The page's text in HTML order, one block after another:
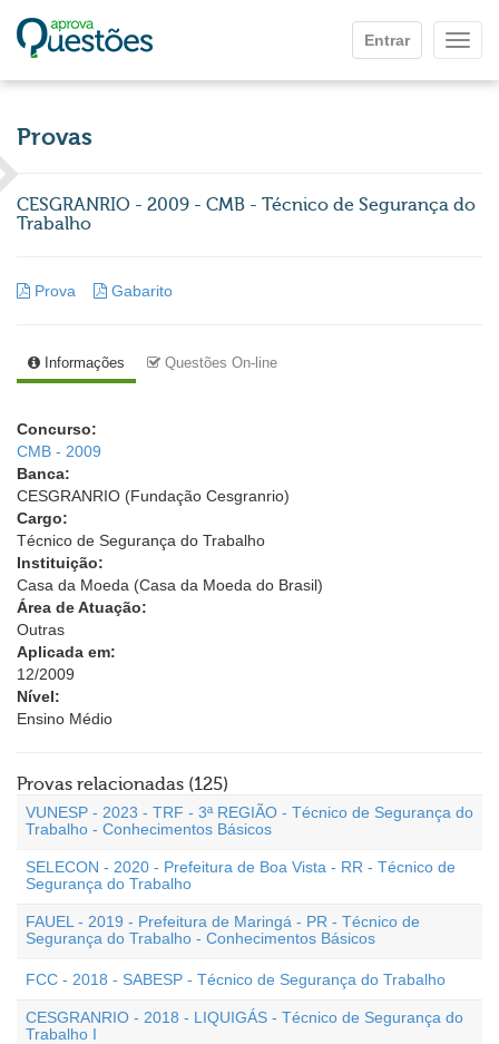
Entrar
Provas
CESGRANRIO - 2009 - CMB - Técnico de Segurança do
Trabalho
Prova Gabarito
Informações Questões On-line
Concurso:
CMB - 2009
Banca:
CESGRANRIO (Fundação Cesgranrio)
Cargo:
Técnico de Segurança do Trabalho
Instituição:
Casa da Moeda (Casa da Moeda do Brasil)
Área de Atuação:
Outras
Aplicada em:
12/2009
Nível:
Ensino Médio
Provas relacionadas (125)
VUNESP - 2023 - TRF - 3ª REGIÃO - Técnico de Segurança do
Trabalho - Conhecimentos Básicos
SELECON - 2020 - Prefeitura de Boa Vista - RR - Técnico de
Segurança do Trabalho
FAUEL - 2019 - Prefeitura de Maringá - PR - Técnico de
Segurança do Trabalho - Conhecimentos Básicos
FCC - 2018 - SABESP - Técnico de Segurança do Trabalho
CESGRANRIO - 2018 - LIQUIGÁS - Técnico de Segurança do
Trabalho I